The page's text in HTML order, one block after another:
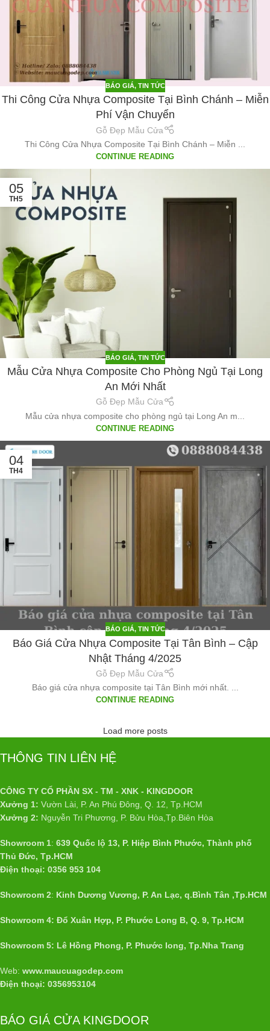
BÁO GIÁ, TIN TỨC
Thi Công Cửa Nhựa Composite Tại Bình Chánh – Miễn
Phí Vận Chuyển
Gỗ Đẹp Mẫu Cửa
Thi Công Cửa Nhựa Composite Tại Bình Chánh – Miễn ...
CONTINUE READING
05
TH5
BÁO GIÁ, TIN TỨC
Mẫu Cửa Nhựa Composite Cho Phòng Ngủ Tại Long
An Mới Nhất
Gỗ Đẹp Mẫu Cửa
Mẫu cửa nhựa composite cho phòng ngủ tại Long An m...
CONTINUE READING
04
TH4
BÁO GIÁ, TIN TỨC
Báo Giá Cửa Nhựa Composite Tại Tân Bình – Cập
Nhật Tháng 4/2025
Gỗ Đẹp Mẫu Cửa
Báo giá cửa nhựa composite tại Tân Bình mới nhất. ...
CONTINUE READING
Load more posts
THÔNG TIN LIÊN HỆ
CÔNG TY CỔ PHẦN SX - TM - XNK - KINGDOOR
Xưởng 1: Vườn Lài, P. An Phú Đông, Q. 12, Tp.HCM
Xưởng 2: Nguyễn Tri Phương, P. Bửu Hòa,Tp.Biên Hòa
Showroom 1: 639 Quốc lộ 13, P. Hiệp Bình Phước, Thành phố
Thủ Đức, Tp.HCM
Điện thoại: 0356 953 104
Showroom 2: Kinh Dương Vương, P. An Lạc, q.Bình Tân ,Tp.HCM
Showroom 4: Đổ Xuân Hợp, P. Phước Long B, Q. 9, Tp.HCM
Showroom 5: Lê Hồng Phong, P. Phước long, Tp.Nha Trang
Web: www.maucuagodep.com
Điện thoại: 0356953104
BÁO GIÁ CỬA KINGDOOR